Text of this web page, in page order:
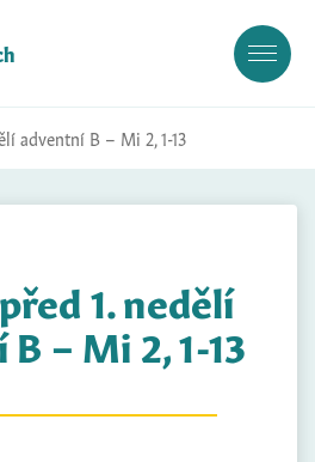
adventní B – Mi 2, 1-13
1. nedělí
– Mi 2, 1-13